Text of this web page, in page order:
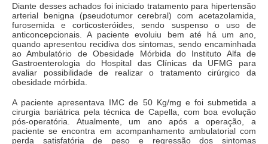
Diante desses achados foi iniciado tratamento para hipertensão
arterial benigna (pseudotumor cerebral) com acetazolamida,
furosemida e corticosteróides, sendo suspenso o uso de
anticoncepcionais. A paciente evoluiu bem até há um ano,
quando apresentou recidiva dos sintomas, sendo encaminhada
ao Ambulatório de Obesidade Mórbida do Instituto Alfa de
Gastroenterologia do Hospital das Clínicas da UFMG para
avaliar possibilidade de realizar o tratamento cirúrgico da
obesidade mórbida.
A paciente apresentava IMC de 50 Kg/mg e foi submetida a
cirurgia bariátrica pela técnica de Capella, com boa evolução
pós-operatória. Atualmente, um ano após a operação, a
paciente se encontra em acompanhamento ambulatorial com
perda satisfatória de peso e regressão dos sintomas